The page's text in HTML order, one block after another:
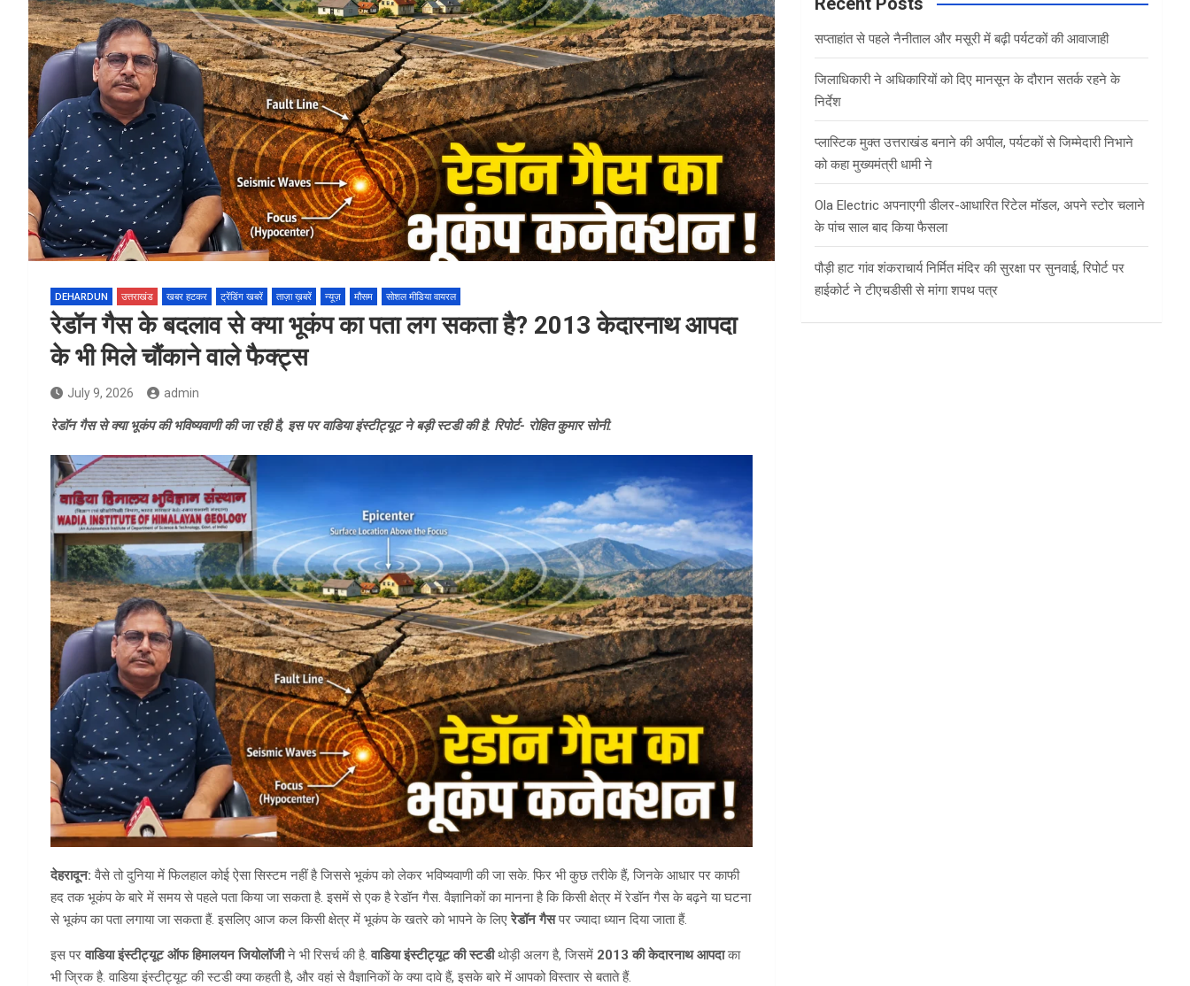
DEHARDUN उत्तराखंड खबर हटकर ट्रेंडिंग खबरें ताज़ा ख़बरें न्यूज़ मौसम सोशल मीडिया वायरल
रेडॉन गैस के बदलाव से क्या भूकंप का पता लग सकता है? 2013 केदारनाथ आपदा
के भी मिले चौंकाने वाले फैक्ट्स
July 9, 2026 admin
रेडॉन गैस से क्या भूकंप की भविष्यवाणी की जा रही है, इस पर वाडिया इंस्टीट्यूट ने बड़ी स्टडी की है. रिपोर्ट- रोहित कुमार सोनी.
देहरादून: वैसे तो दुनिया में फिलहाल कोई ऐसा सिस्टम नहीं है जिससे भूकंप को लेकर भविष्यवाणी की जा सके. फिर भी कुछ तरीके हैं, जिनके आधार पर काफी
हद तक भूकंप के बारे में समय से पहले पता किया जा सकता है. इसमें से एक है रेडॉन गैस. वैज्ञानिकों का मानना है कि किसी क्षेत्र में रेडॉन गैस के बढ़ने या घटना
से भूकंप का पता लगाया जा सकता हैं. इसलिए आज कल किसी क्षेत्र में भूकंप के खतरे को भापने के लिएरेडॉन गैसपर ज्यादा ध्यान दिया जाता हैं.
इस परवाडिया इंस्टीट्यूट ऑफ हिमालयन जियोलॉजीने भी रिसर्च की है.वाडिया इंस्टीट्यूट की स्टडीथोड़ी अलग है, जिसमें 2013 की केदारनाथ आपदाका
भी ज्रिक है. वाडिया इंस्टीट्यूट की स्टडी क्या कहती है, और वहां से वैज्ञानिकों के क्या दावे हैं, इसके बारे में आपको विस्तार से बताते हैं.
सप्ताहांत से पहले नैनीताल और मसूरी में बढ़ी पर्यटकों की आवाजाही
जिलाधिकारी ने अधिकारियों को दिए मानसून के दौरान सतर्क रहने के
निर्देश
प्लास्टिक मुक्त उत्तराखंड बनाने की अपील, पर्यटकों से जिम्मेदारी निभाने
को कहा मुख्यमंत्री धामी ने
Ola Electric अपनाएगी डीलर-आधारित रिटेल मॉडल, अपने स्टोर चलाने
के पांच साल बाद किया फैसला
पौड़ी हाट गांव शंकराचार्य निर्मित मंदिर की सुरक्षा पर सुनवाई, रिपोर्ट पर
हाईकोर्ट ने टीएचडीसी से मांगा शपथ पत्र